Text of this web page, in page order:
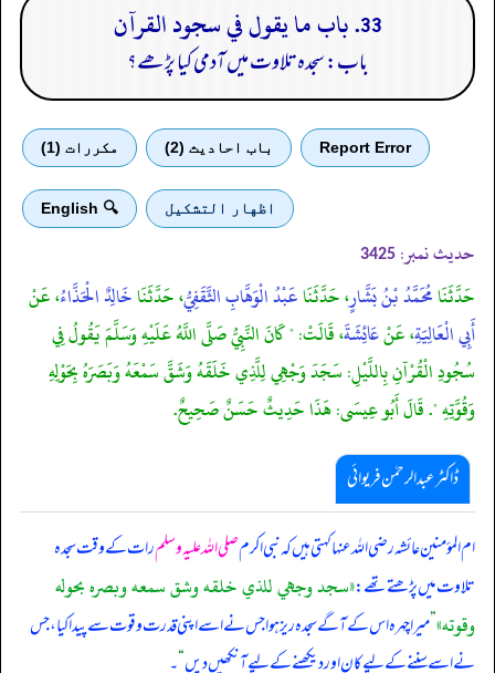
33. باب ما يقول في سجود القرآن
باب: سجدہ تلاوت میں آدمی کیا پڑھے؟
Report Error باب احادیث (2) مكررات (1)
اظهار التشكيل 🔍 English
حدیث نمبر: 3425
حَدَّثَنَامُحَمَّدُ بْنُ بَشَّارٍ، حَدَّثَنَاعَبْدُ الْوَهَّابِ الثَّقَفِيُّ، حَدَّثَنَاخَالِدٌ الْحَذَّاءُ، عَنْ
أَبِي الْعَالِيَةِ، عَنْعَائِشَةَ، قَالَتْ: " كَانَ النَّبِيُّ صَلَّى اللَّهُ عَلَيْهِ وَسَلَّمَ يَقُولُ فِي
سُجُودِ الْقُرْآنِ بِاللَّيْلِ: سَجَدَ وَجْهِي لِلَّذِي خَلَقَهُ وَشَقَّ سَمْعَهُ وَبَصَرَهُ بِحَوْلِهِ
وَقُوَّتِهِ ". قَالَ أَبُو عِيسَى: هَذَا حَدِيثٌ حَسَنٌ صَحِيحٌ.
ڈاکٹر عبدالرحمٰن فریوائی
ام المؤمنین عائشہ رضی الله عنہا کہتی ہیں کہنبی اکرمصلی اللہ علیہ وسلمرات کے وقت سجدہ
تلاوت میں پڑھتے تھے:«سجد وجهي للذي خلقه وشق سمعه وبصره بحوله
وقوته»”میرا چہرہ اس کے آگے سجدہ ریز ہوا جس نے اسے اپنی قدرت و قوت سے پیدا کیا، جس
نے اسے سننے کے لیے کان اور دیکھنے کے لیے آنکھیں دیں“۔